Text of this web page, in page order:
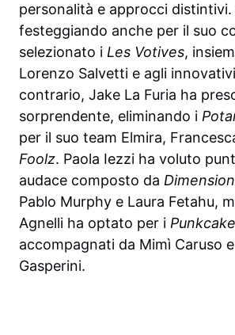
personalità e approcci distintivi.
festeggiando anche per il suo
selezionato i Les Votives,
Lorenzo Salvetti e agli innovativi
contrario, Jake La Furia ha
sorprendente, eliminando i
per il suo team Elmira,
Foolz. Paola Iezzi ha voluto
audace composto da
Pablo Murphy e Laura Fetahu,
Agnelli ha optato per i Punkcake
accompagnati da Mimì Caruso
Gasperini.